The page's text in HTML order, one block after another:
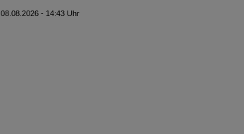
08.08.2026 - 14:43 Uhr